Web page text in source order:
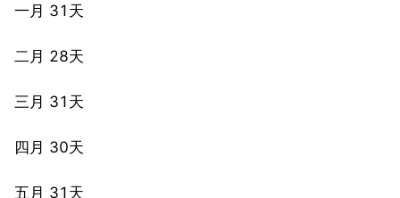
一月 31天
二月 28天
三月 31天
四月 30天
五月 31天